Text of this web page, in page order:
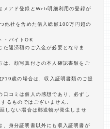
メアド登録とWeb明細利用の登録が
他社を含めた借入総額100万円超の
・バイトOK
返済額のご入金が必要となりま
は、顔写真付きの本人確認書類をご
19歳の場合は、収入証明書類のご提
コミは個人の感想であり、必ずし
るものではございません。
しない場合は郵送物が発生しませ
、身分証明書以外にも収入証明書が